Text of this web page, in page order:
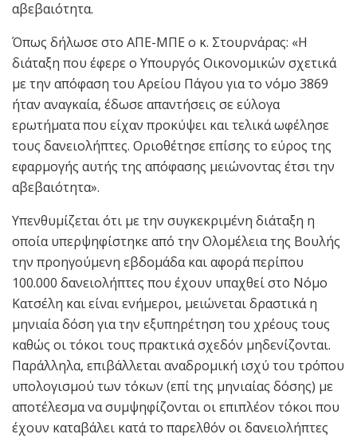
αβεβαιότητα.
Όπως δήλωσε στο ΑΠΕ-ΜΠΕ ο κ. Στουρνάρας: «Η
διάταξη που έφερε ο Υπουργός Οικονομικών σχετικά
με την απόφαση του Αρείου Πάγου για το νόμο 3869
ήταν αναγκαία, έδωσε απαντήσεις σε εύλογα
ερωτήματα που είχαν προκύψει και τελικά ωφέλησε
τους δανειολήπτες. Οριοθέτησε επίσης το εύρος της
εφαρμογής αυτής της απόφασης μειώνοντας έτσι την
αβεβαιότητα».
Υπενθυμίζεται ότι με την συγκεκριμένη διάταξη η
οποία υπερψηφίστηκε από την Ολομέλεια της Βουλής
την προηγούμενη εβδομάδα και αφορά περίπου
100.000 δανειολήπτες που έχουν υπαχθεί στο Νόμο
Κατσέλη και είναι ενήμεροι, μειώνεται δραστικά η
μηνιαία δόση για την εξυπηρέτηση του χρέους τους
καθώς οι τόκοι τους πρακτικά σχεδόν μηδενίζονται.
Παράλληλα, επιβάλλεται αναδρομική ισχύ του τρόπου
υπολογισμού των τόκων (επί της μηνιαίας δόσης) με
αποτέλεσμα να συμψηφίζονται οι επιπλέον τόκοι που
έχουν καταβάλει κατά το παρελθόν οι δανειολήπτες